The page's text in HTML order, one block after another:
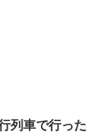
列車で行った